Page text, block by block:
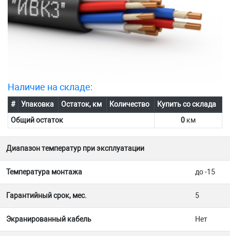
Наличие на складе:
# Упаковка Остаток, км Количество
Купить со склада
Общий остаток
0 км
Диапазон температур при эксплуатации
Температура монтажа до -15
Гарантийный срок, мес. 5
Экранированный кабель Нет